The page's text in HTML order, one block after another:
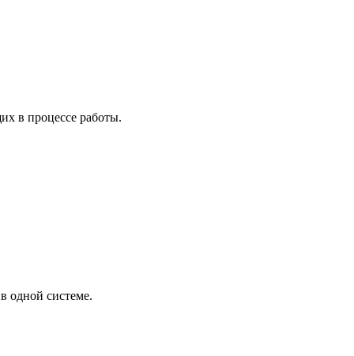
в процессе работы.
одной системе.